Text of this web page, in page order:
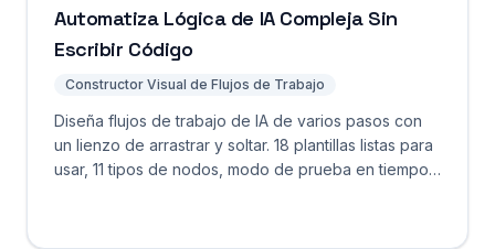
Automatiza Lógica de IA Compleja Sin
Escribir Código
Constructor Visual de Flujos de Trabajo
Diseña flujos de trabajo de IA de varios pasos con
un lienzo de arrastrar y soltar. 18 plantillas listas para
usar, 11 tipos de nodos, modo de prueba en tiempo